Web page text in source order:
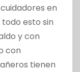
en
esto sin
y con
con
tienen